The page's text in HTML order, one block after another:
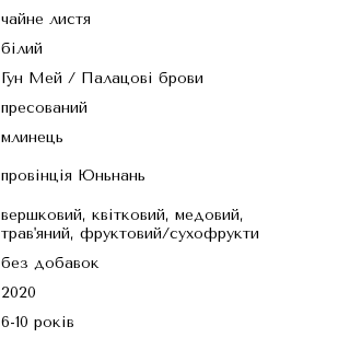
чайне листя
білий
Гун Мей / Палацові брови
пресований
млинець
провінція Юньнань
вершковий, квітковий, медовий,
трав'яний, фруктовий/сухофрукти
без добавок
2020
6-10 років